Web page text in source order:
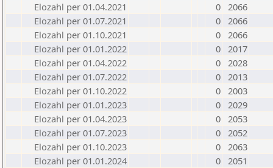
Elozahl per 01.04.2021
0 2066
Elozahl per 01.07.2021
0 2066
Elozahl per 01.10.2021
0 2066
Elozahl per 01.01.2022
0 2017
Elozahl per 01.04.2022
0 2028
Elozahl per 01.07.2022
0 2013
Elozahl per 01.10.2022
0 2003
Elozahl per 01.01.2023
0 2029
Elozahl per 01.04.2023
0 2053
Elozahl per 01.07.2023
0 2052
Elozahl per 01.10.2023
0 2063
Elozahl per 01.01.2024
0 2051